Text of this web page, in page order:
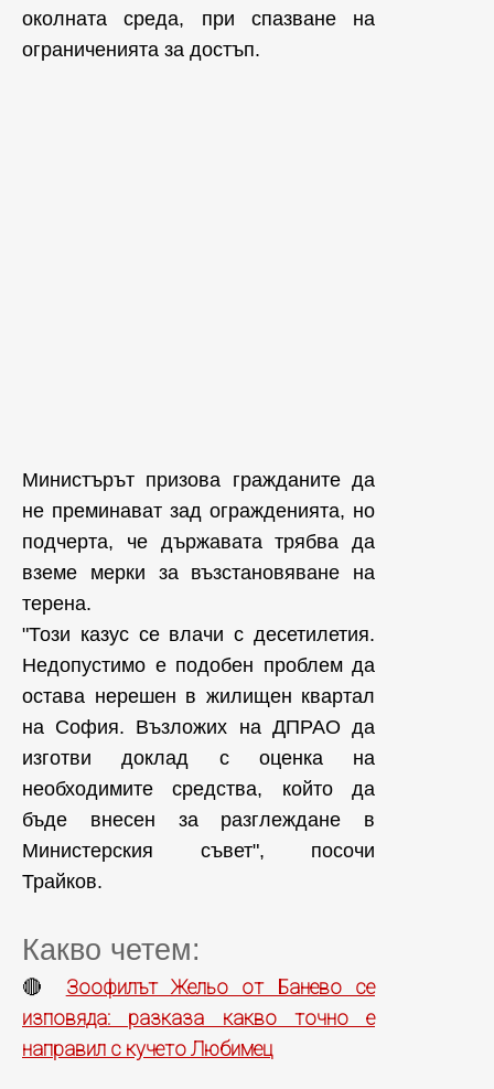
околната среда, при спазване на
ограниченията за достъп.
Министърът призова гражданите да
не преминават зад огражденията, но
подчерта, че държавата трябва да
вземе мерки за възстановяване на
терена.
"Този казус се влачи с десетилетия.
Недопустимо е подобен проблем да
остава нерешен в жилищен квартал
на София. Възложих на ДПРАО да
изготви доклад с оценка на
необходимите средства, който да
бъде внесен за разглеждане в
Министерския съвет", посочи
Трайков.
Какво четем:
🔴 Зоофилът Жельо от Банево се
изповяда: разказа какво точно е
направил с кучето Любимец